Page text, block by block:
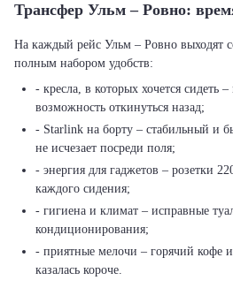
Трансфер Ульм – Ровно:
На каждый рейс Ульм – Ровно выходят
полным набором удобств:
- кресла, в которых хочется сидеть
возможность откинуться назад;
- Starlink на борту – стабильный и
не исчезает посреди поля;
- энергия для гаджетов – розетки
каждого сидения;
- гигиена и климат – исправные
кондиционирования;
- приятные мелочи – горячий кофе
казалась короче.